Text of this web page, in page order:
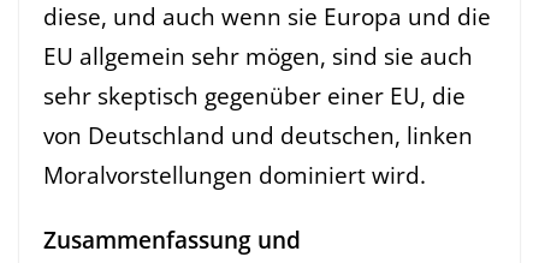
diese, und auch wenn sie Europa und die
EU allgemein sehr mögen, sind sie auch
sehr skeptisch gegenüber einer EU, die
von Deutschland und deutschen, linken
Moralvorstellungen dominiert wird.
Zusammenfassung und